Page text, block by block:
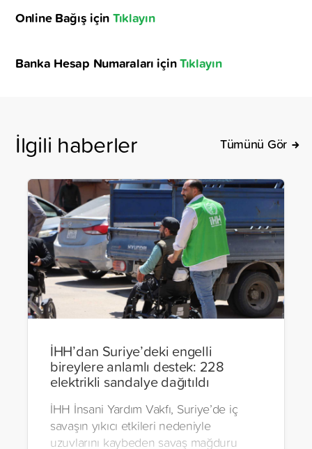
Online Bağış içinTıklayın
Banka Hesap Numaraları içinTıklayın
İlgili haberler Tümünü Gör
İHH’dan Suriye’deki engelli
bireylere anlamlı destek: 228
elektrikli sandalye dağıtıldı
İHH İnsani Yardım Vakfı, Suriye’de iç
savaşın yıkıcı etkileri nedeniyle
uzuvlarını kaybeden savaş mağduru